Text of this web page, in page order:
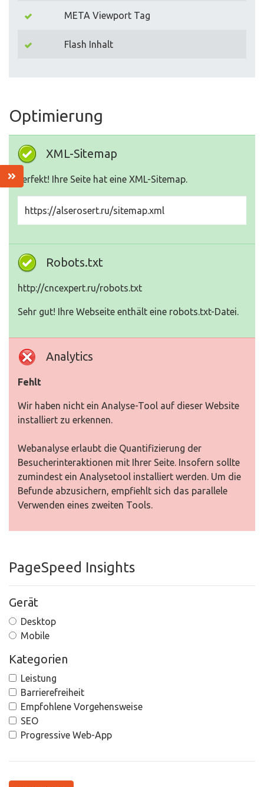
META Viewport Tag
Flash Inhalt
Optimierung
XML-Sitemap
Perfekt! Ihre Seite hat eine XML-Sitemap.
https://alserosert.ru/sitemap.xml
Robots.txt
http://cncexpert.ru/robots.txt
Sehr gut! Ihre Webseite enthält eine robots.txt-Datei.
Analytics
Fehlt
Wir haben nicht ein Analyse-Tool auf dieser Website
installiert zu erkennen.
Webanalyse erlaubt die Quantifizierung der
Besucherinteraktionen mit Ihrer Seite. Insofern sollte
zumindest ein Analysetool installiert werden. Um die
Befunde abzusichern, empfiehlt sich das parallele
Verwenden eines zweiten Tools.
PageSpeed Insights
Gerät
Desktop
Mobile
Kategorien
Leistung
Barrierefreiheit
Empfohlene Vorgehensweise
SEO
Progressive Web-App